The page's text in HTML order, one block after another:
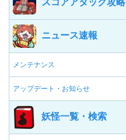
ニュース速報
メンテナンス
アップデート・お知らせ
妖怪一覧・検索